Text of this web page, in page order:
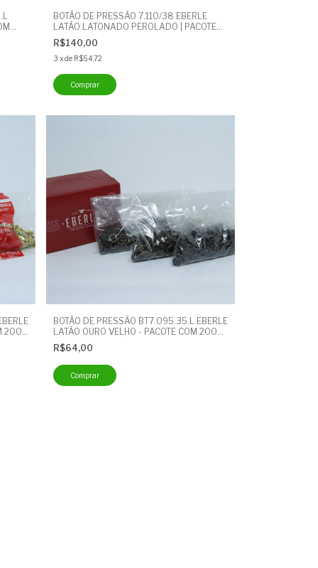
BOTÃO DE PRESSÃO 7.110/38 EBERLE
LATÃO LATONADO PEROLADO | PACOTE
COM 200 UNIDADES | BOTÃO CUECA
R$140,00
3 xde R$54,72
200
BOTÃO DE PRESSÃO BT7.095.35.L EBERLE
LATÃO OURO VELHO - PACOTE COM 200
UNIDADES - BOTÃO CUECA
R$64,00